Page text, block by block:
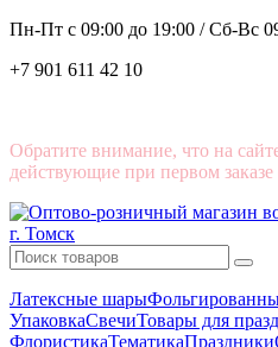
Пн-Пт с 09:00 до 19:00 /Сб-Вс
+7 901 611 42 10
Обратите внимание, что на
действующие при первом заказе
Латексные шары
УпаковкаСвечиТовары для
ФлористикаТематикаПраздники